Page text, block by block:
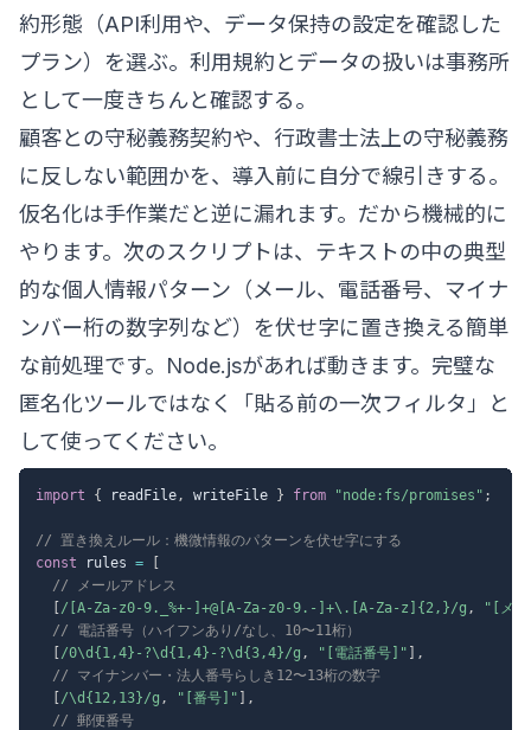
約形態（API利用や、データ保持の設定を確認した
プラン）を選ぶ。利用規約とデータの扱いは事務所
として一度きちんと確認する。
顧客との守秘義務契約や、行政書士法上の守秘義務
に反しない範囲かを、導入前に自分で線引きする。
仮名化は手作業だと逆に漏れます。だから機械的に
やります。次のスクリプトは、テキストの中の典型
的な個人情報パターン（メール、電話番号、マイナ
ンバー桁の数字列など）を伏せ字に置き換える簡単
な前処理です。Node.jsがあれば動きます。完璧な
匿名化ツールではなく「貼る前の一次フィルタ」と
して使ってください。
import { readFile, writeFile } from "node:fs/promises" ;
// 置き換えルール：機微情報のパターンを伏せ字にする
const rules =
// メールアドレス
/ [A-Za-z0-9._%+-]+@[A-Za-z0-9.-]+\.[A-Za-z]{2,}/g ,
"[メ
// 電話番号（ハイフンあり/なし、10〜11桁）
/0\d{1,4}-?\d{1,4}-?\d{3,4}/g , "[電話番号]"
,
// マイナンバー・法人番号らしき12〜13桁の数字
/\d{12,13}/g , "[番号]"
,
// 郵便番号